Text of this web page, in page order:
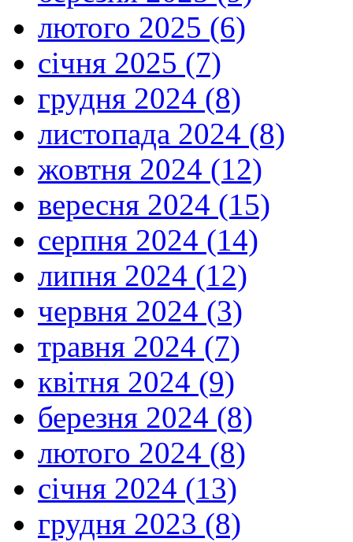
лютого 2025 (6)
січня 2025 (7)
грудня 2024 (8)
листопада 2024 (8)
жовтня 2024 (12)
вересня 2024 (15)
серпня 2024 (14)
липня 2024 (12)
червня 2024 (3)
травня 2024 (7)
квітня 2024 (9)
березня 2024 (8)
лютого 2024 (8)
січня 2024 (13)
грудня 2023 (8)